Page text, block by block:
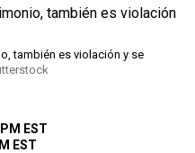
también es violación y se
EST
EST